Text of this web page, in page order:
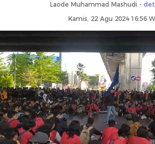
Laode Muhammad Mashudi -
Kamis, 22 Agu 2024 16:56